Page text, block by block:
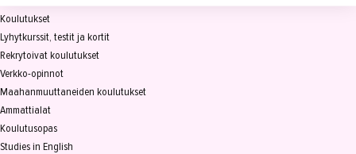
Koulutukset
Lyhytkurssit, testit ja kortit
Rekrytoivat koulutukset
Verkko-opinnot
Maahanmuuttaneiden koulutukset
Ammattialat
Koulutusopas
Studies in English